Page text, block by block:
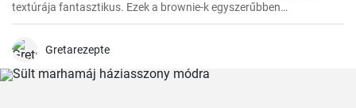
textúrája fantasztikus. Ezek a brownie-k egyszerűbben
elkészíthetőek, de ugyanolyan finomak, mint a hagyományosabb
nassolásra.Gretarezepte